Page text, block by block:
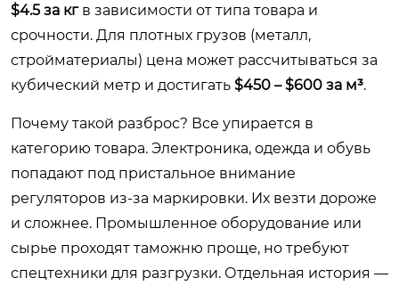
$4.5 за кгв зависимости от типа товара и
срочности. Для плотных грузов (металл,
стройматериалы) цена может рассчитываться за
кубический метр и достигать $450 – $600 за м³.
Почему такой разброс? Все упирается в
категорию товара. Электроника, одежда и обувь
попадают под пристальное внимание
регуляторов из-за маркировки. Их везти дороже
и сложнее. Промышленное оборудование или
сырье проходят таможню проще, но требуют
спецтехники для разгрузки. Отдельная история —